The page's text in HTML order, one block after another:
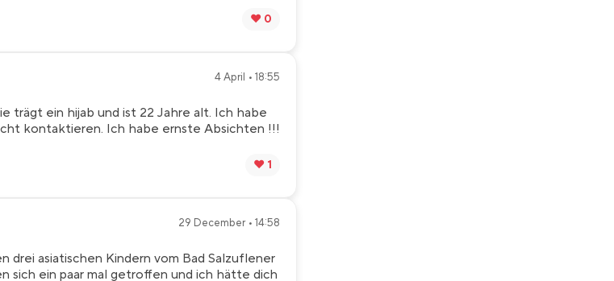
❤️ 0
4 April • 18:55
trägt ein hijab und ist 22 Jahre alt. Ich habe
kontaktieren. Ich habe ernste Absichten !!!
❤️ 1
29 December • 14:58
drei asiatischen Kindern vom Bad Salzuflener
sich ein paar mal getroffen und ich hätte dich